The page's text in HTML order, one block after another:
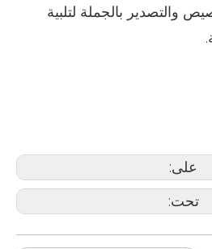
والتصدير بالجملة لتلبية
على:
تحت: